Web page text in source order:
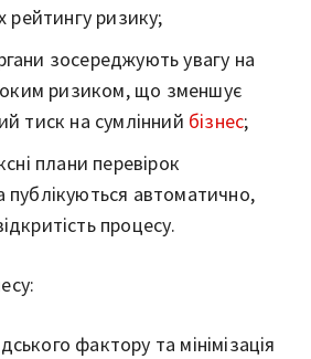
рейтингу ризику;
зосереджують увагу на
ризиком, що зменшує
тиск на сумлінний бізнес;
плани перевірок
автоматично,
процесу.
фактору та мінімізація